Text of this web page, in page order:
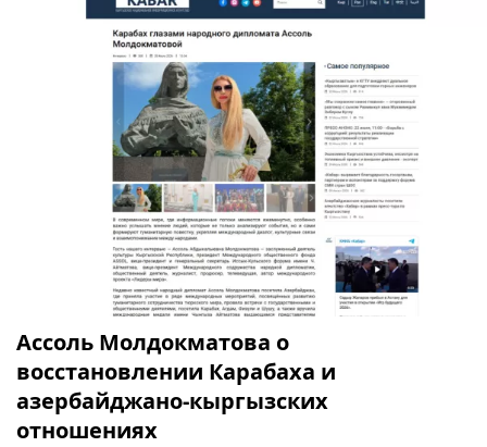
Ассоль Молдокматова о
восстановлении Карабаха и
азербайджано-кыргызских
отношениях